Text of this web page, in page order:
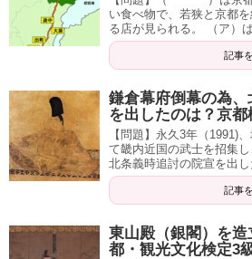
い食べ物で、若狭と京都
る店が見られる。 （ア）
記事
鎌倉幕府倒幕の為
を出したのは？京都
【問題】永久3年（1991)
て畿内近国の武士を招集
北条義時追討の院宣を出
記事
東山殿（銀閣）を
都・観光文化検定3